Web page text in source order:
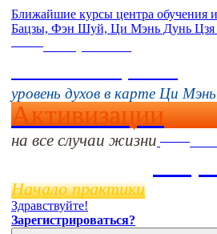
Ближайшие курсы центра обучения
Бацзы, Фэн Шуй, Ци Мэнь Дунь Цзя
уровень духов в карте Ци
Активизации
на все случаи жизни
Начало практики
Здравствуйте!
Зарегистрироваться?